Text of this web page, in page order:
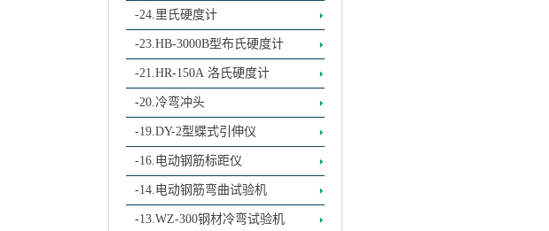
弛试验机
-24.里氏硬度计
-23.HB-3000B型布氏硬度计
-21.HR-150A 洛氏硬度计
-20.冷弯冲头
-19.DY-2型蝶式引伸仪
-16.电动钢筋标距仪
-14.电动钢筋弯曲试验机
-13.WZ-300钢材冷弯试验机